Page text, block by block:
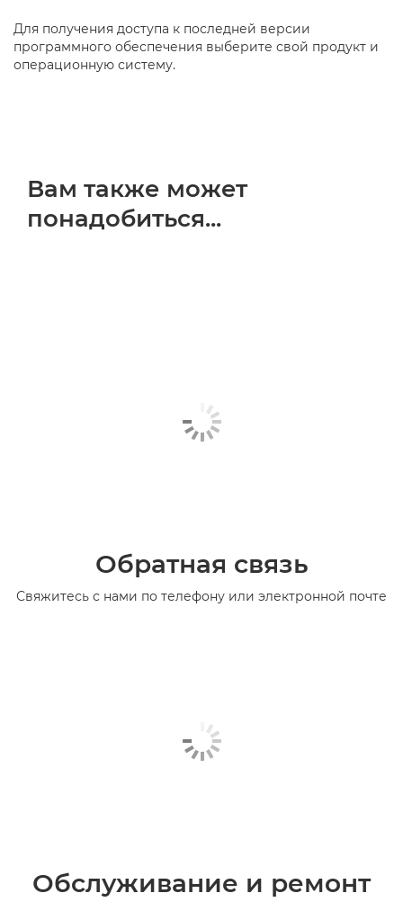
Для получения доступа к последней версии
программного обеспечения выберите свой продукт и
операционную систему.
Вам также может
понадобиться...
Обратная связь
Свяжитесь с нами по телефону или электронной почте
Обслуживание и ремонт